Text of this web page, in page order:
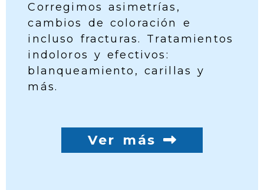
Corregimos asimetrías,
cambios de coloración e
incluso fracturas. Tratamientos
indoloros y efectivos:
blanqueamiento, carillas y
más.
Ver más